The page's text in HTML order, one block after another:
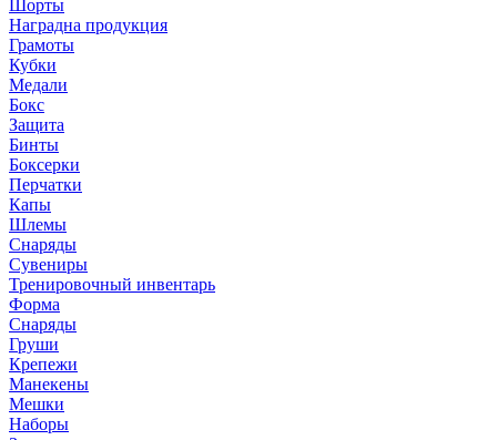
Шорты
Наградна продукция
Грамоты
Кубки
Медали
Бокс
Защита
Бинты
Боксерки
Перчатки
Капы
Шлемы
Снаряды
Сувениры
Тренировочный инвентарь
Форма
Снаряды
Груши
Крепежи
Манекены
Мешки
Наборы